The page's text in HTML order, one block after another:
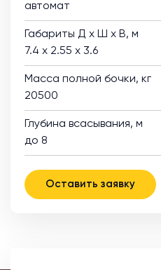
автомат
Габариты Д х Ш х В, м
7.4 х 2.55 х 3.6
Масса полной бочки, кг
20500
Глубина всасывания, м
до 8
Оставить заявку